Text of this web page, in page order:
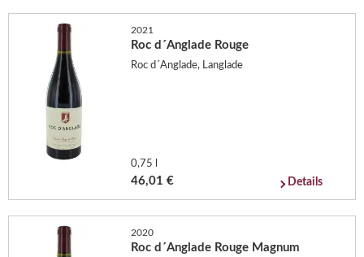
2021
Roc d´Anglade Rouge
Roc d´Anglade, Langlade
0,75 l
46,01 € Details
2020
Roc d´Anglade Rouge Magnum